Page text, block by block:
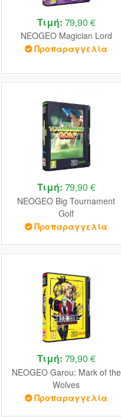
Τιμή: 79,90 €
NEOGEO Magician Lord
Προπαραγγελία
Τιμή: 79,90 €
NEOGEO Big Tournament
Golf
Προπαραγγελία
Τιμή: 79,90 €
NEOGEO Garou: Mark of the
Wolves
Προπαραγγελία